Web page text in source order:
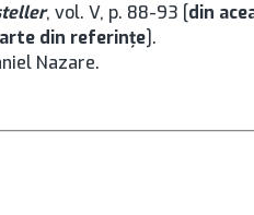
, vol. V, p. 88-93 [din
din referinţe].
Nazare.